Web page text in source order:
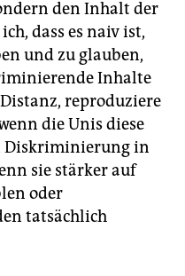
den Inhalt der
dass es naiv ist,
und zu glauben,
Inhalte
reproduziere
die Unis diese
Diskriminierung in
sie stärker auf
oder
tatsächlich